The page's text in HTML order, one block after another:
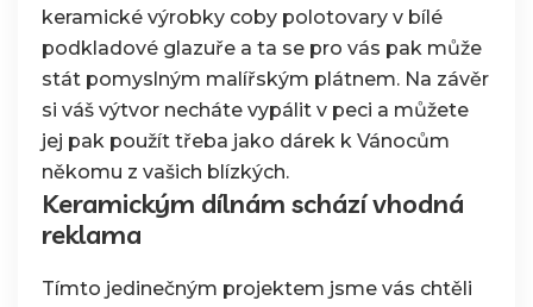
keramické výrobky coby polotovary v bílé
podkladové glazuře a ta se pro vás pak může
stát pomyslným malířským plátnem. Na závěr
si váš výtvor necháte vypálit v peci a můžete
jej pak použít třeba jako dárek k Vánocům
někomu z vašich blízkých.
Keramickým dílnám schází vhodná
reklama
Tímto jedinečným projektem jsme vás chtěli